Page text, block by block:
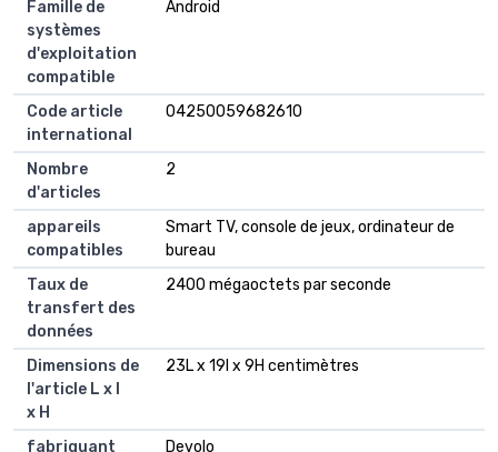
Famille de
systèmes
d'exploitation
compatible
Android
Code article
international
04250059682610
Nombre
d'articles
2
appareils
compatibles
Smart TV, console de jeux, ordinateur de
bureau
Taux de
transfert des
données
2400 mégaoctets par seconde
Dimensions de
l'article L x l
x H
23L x 19l x 9H centimètres
fabriquant
Devolo